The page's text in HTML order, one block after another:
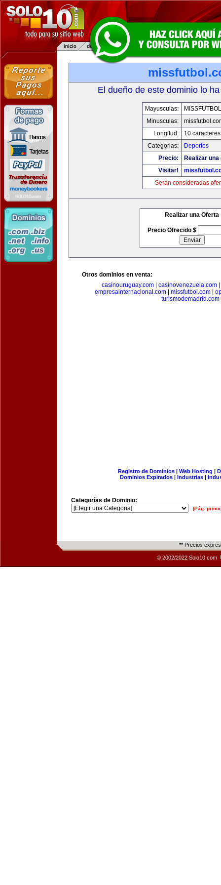
El dueño de este dominio lo
Mayusculas:
Minusculas:
Longitud:
10 caracteres
Categorias:
Deportes
Precio:
Realizar
Visitar!
Serán consideradas
Realizar una Oferta
Precio Ofrecido $
Otros dominios en venta:
casinouruguay.com| casinovenezuela.com|
empresainternacional.com| missfutbol.com|
turismodemadrid.com
Registro de Dominios| Web Hosting |
Dominios Expirados | Industrias |
Categorías de Dominio:
[Pág.
** Precios
© 2002/2022 Solo10.com